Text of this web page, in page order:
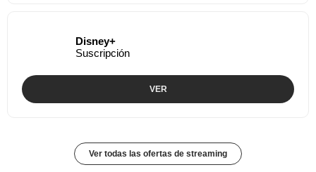
Disney+
Suscripción
VER
Ver todas las ofertas de streaming